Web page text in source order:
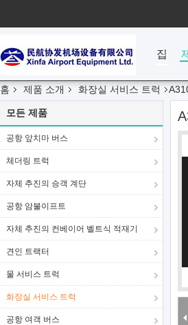
집
홈 제품 소개 화장실 서비스 트럭
모든 제품
공항 앞치마 버스
체더링 트럭
자체 추진의 승객 계단
공항 암불이프트
자체 추진의 컨베이어 벨트식 적재기
견인 트랙터
물 서비스 트럭
화장실 서비스 트럭
공항 여객 버스